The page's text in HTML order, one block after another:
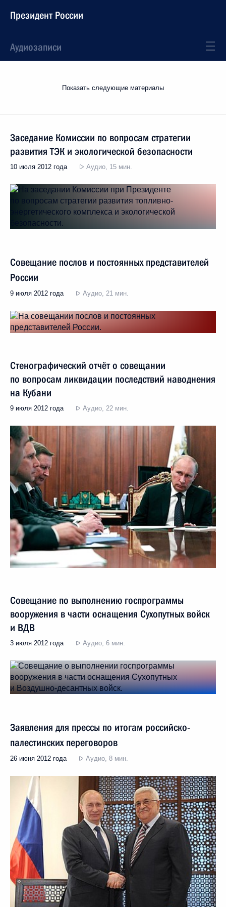
Президент России
Аудиозаписи
Показать следующие материалы
Заседание Комиссии по вопросам стратегии
развития ТЭК и экологической безопасности
10 июля 2012 года Аудио, 15 мин.
Совещание послов и постоянных представителей
России
9 июля 2012 года Аудио, 21 мин.
Стенографический отчёт о совещании
по вопросам ликвидации последствий наводнения
на Кубани
9 июля 2012 года Аудио, 22 мин.
Совещание по выполнению госпрограммы
вооружения в части оснащения Сухопутных войск
и ВДВ
3 июля 2012 года Аудио, 6 мин.
Заявления для прессы по итогам российско-
палестинских переговоров
26 июня 2012 года Аудио, 8 мин.